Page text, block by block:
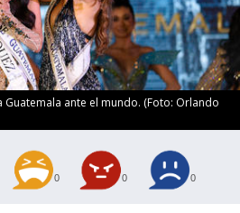
ante el mundo. (Foto: Orlando
0 0 0